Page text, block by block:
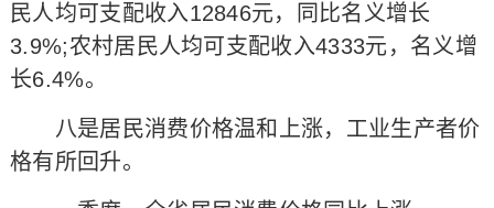
民人均可支配收入12846元，同比名义增长
3.9%;农村居民人均可支配收入4333元，名义增
长6.4%。
八是居民消费价格温和上涨，工业生产者价
格有所回升。